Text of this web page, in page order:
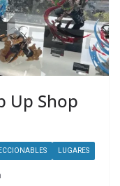
Up Shop
LUGARES